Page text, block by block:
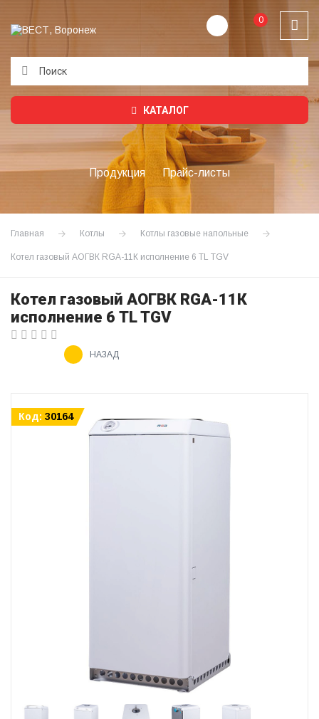
0
КАТАЛОГ
Продукция Прайс-листы
Главная Котлы Котлы газовые напольные
Котел газовый АОГВК RGA-11К исполнение 6 TL TGV
Котел газовый АОГВК RGA-11К
исполнение 6 TL TGV
НАЗАД
Код: 30164